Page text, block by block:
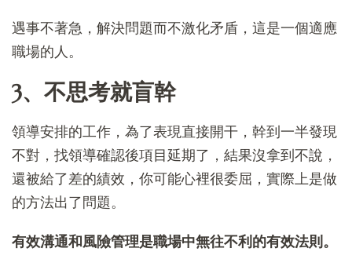
遇事不著急，解決問題而不激化矛盾，這是一個適應
職場的人。
3、不思考就盲幹
領導安排的工作，為了表現直接開干，幹到一半發現
不對，找領導確認後項目延期了，結果沒拿到不說，
還被給了差的績效，你可能心裡很委屈，實際上是做
的方法出了問題。
有效溝通和風險管理是職場中無往不利的有效法則。